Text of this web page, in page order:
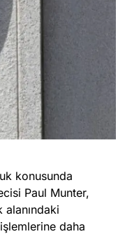
konusunda
Paul Munter,
alanındaki
daha